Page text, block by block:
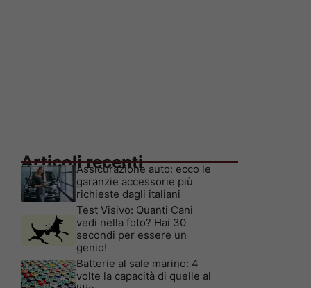
Articoli recenti
Assicurazione auto: ecco le
garanzie accessorie più
richieste dagli italiani
Test Visivo: Quanti Cani
vedi nella foto? Hai 30
secondi per essere un
genio!
Batterie al sale marino: 4
volte la capacità di quelle al